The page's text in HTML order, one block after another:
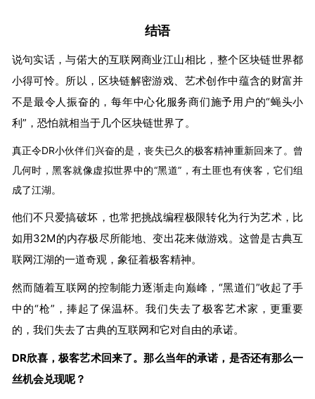
结语
说句实话，与偌大的互联网商业江山相比，整个区块链世界都
小得可怜。所以，区块链解密游戏、艺术创作中蕴含的财富并
不是最令人振奋的，每年中心化服务商们施予用户的“蝇头小
利”，恐怕就相当于几个区块链世界了。
真正令DR小伙伴们兴奋的是，丧失已久的极客精神重新回来了。曾
几何时，黑客就像虚拟世界中的“黑道”，有土匪也有侠客，它们组
成了江湖。
他们不只爱搞破坏，也常把挑战编程极限转化为行为艺术，比
如用32M的内存极尽所能地、变出花来做游戏。这曾是古典互
联网江湖的一道奇观，象征着极客精神。
然而随着互联网的控制能力逐渐走向巅峰，“黑道们”收起了手
中的“枪”，捧起了保温杯。我们失去了极客艺术家，更重要
的，我们失去了古典的互联网和它对自由的承诺。
DR欣喜，极客艺术回来了。那么当年的承诺，是否还有那么一
丝机会兑现呢？